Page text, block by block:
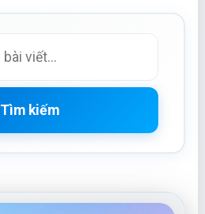
Tìm kiếm